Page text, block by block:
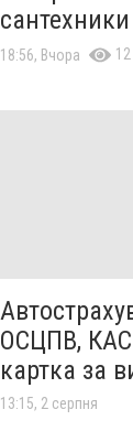
сантехники
18:56, Вчора 12
ОСЦПВ,
картка за
13:15, 2 серпня